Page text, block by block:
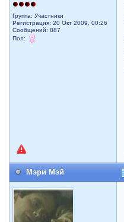
Группа: Участники
Регистрация: 20 Окт 2009, 00:26
Сообщений: 887
Пол:
Мэри Мэй